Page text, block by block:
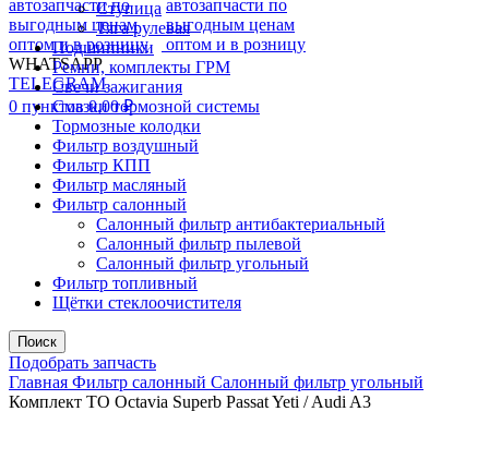
WHATSAPP
TELEGRAM
0 пунктов 0,00₽
Ступица
Тяга рулевая
Подшипники
Ремни, комплекты ГРМ
Свечи зажигания
Смазки тормозной системы
Тормозные колодки
Фильтр воздушный
Фильтр КПП
Фильтр масляный
Фильтр салонный
Салонный фильтр антибактериальный
Салонный фильтр пылевой
Салонный фильтр угольный
Фильтр топливный
Щётки стеклоочистителя
Поиск
Подобрать запчасть
Главная Фильтр салонный Салонный фильтр угольный
Комплект ТО Octavia Superb Passat Yeti / Audi A3